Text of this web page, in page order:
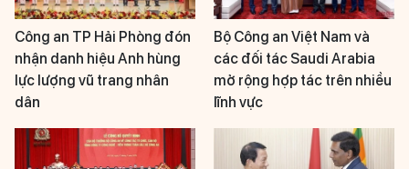
Công an TP Hải Phòng đón
nhận danh hiệu Anh hùng
lực lượng vũ trang nhân
dân
Bộ Công an Việt Nam và
các đối tác Saudi Arabia
mở rộng hợp tác trên nhiều
lĩnh vực